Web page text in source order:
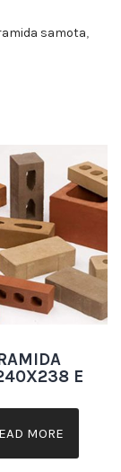
samota,
E
MORE